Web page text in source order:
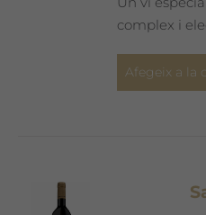
complex i
Afegeix a la